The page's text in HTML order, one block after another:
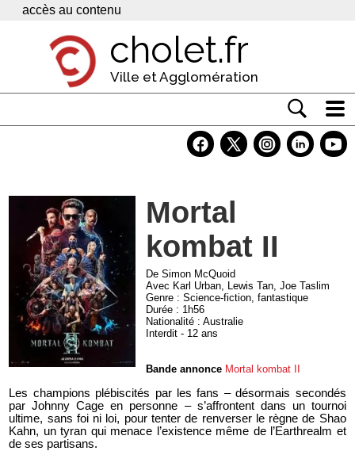
Panneau de gestion des cookies
accès au contenu
cholet.fr
Ville et Agglomération
Economie
Services
Contacts
Mortal
kombat II
De Simon McQuoid
Avec Karl Urban, Lewis Tan, Joe Taslim
Genre : Science-fiction, fantastique
Durée : 1h56
Nationalité : Australie
Interdit - 12 ans
Bande annonce Mortal kombat II
Les champions plébiscités par les fans – désormais secondés
par Johnny Cage en personne – s’affrontent dans un tournoi
ultime, sans foi ni loi, pour tenter de renverser le règne de Shao
Kahn, un tyran qui menace l’existence même de l’Earthrealm et
de ses partisans.